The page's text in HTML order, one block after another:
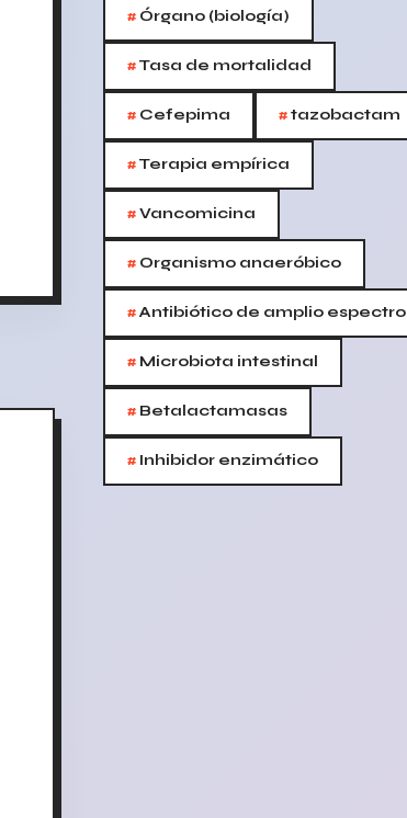
# Órgano (biología)
#Tasa de mortalidad
# Cefepima #tazobactam
#Terapia empírica
#Vancomicina
# Organismo anaeróbico
#Antibiótico de amplio espectro
# Microbiota intestinal
# Betalactamasas
# Inhibidor enzimático